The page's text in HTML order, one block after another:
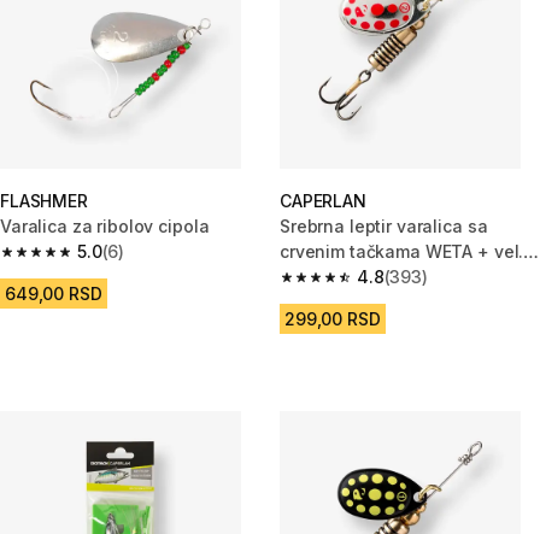
FLASHMER
Varalica za ribolov cipola
5.0
5.0 od 5 zvezdica from 6 Recenzije
(6)
649,00 RSD
CAPERLAN
Srebrna leptir varalica sa
crvenim tačkama WETA + vel. 2
za ribolov grabljivica
4.8
4.8 od 5 zvezdica from 393
(393)
299,00 RSD